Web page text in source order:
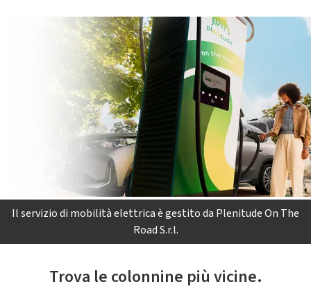
Il servizio di mobilità elettrica è gestito da Plenitude On The
Road S.r.l.
Trova le colonnine più vicine.